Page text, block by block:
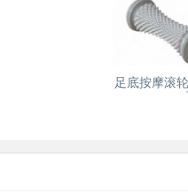
足底按摩滚